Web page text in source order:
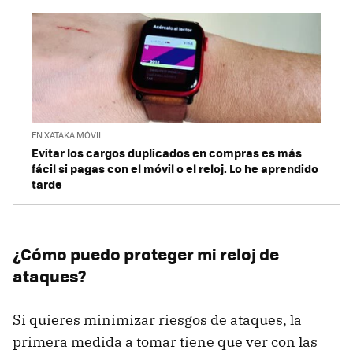
EN XATAKA MÓVIL
Evitar los cargos duplicados en compras es más
fácil si pagas con el móvil o el reloj. Lo he aprendido
tarde
¿Cómo puedo proteger mi reloj de
ataques?
Si quieres minimizar riesgos de ataques, la
primera medida a tomar tiene que ver con las